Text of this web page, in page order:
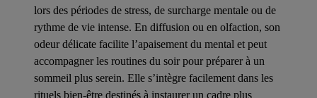
lors des périodes de stress, de surcharge mentale ou de
rythme de vie intense. En diffusion ou en olfaction, son
odeur délicate facilite l’apaisement du mental et peut
accompagner les routines du soir pour préparer à un
sommeil plus serein. Elle s’intègre facilement dans les
rituels bien-être destinés à instaurer un cadre plus